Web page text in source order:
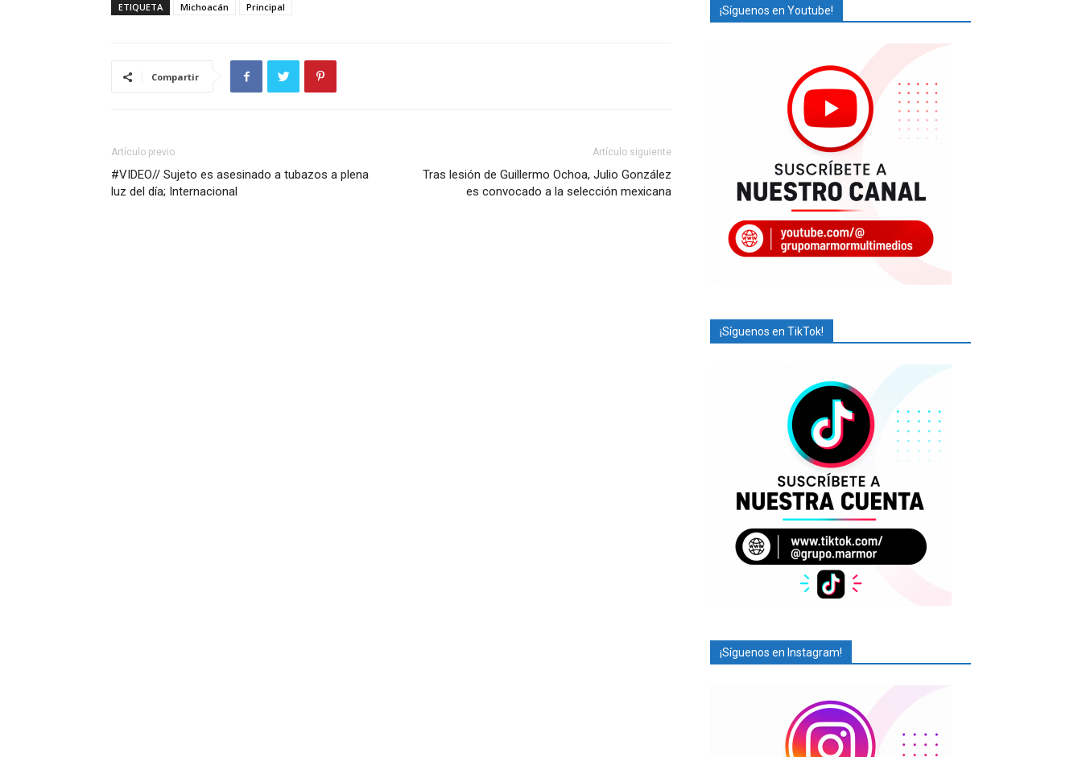
ETIQUETA Michoacán Principal
Compartir
Artículo previo
#VIDEO// Sujeto es asesinado a tubazos a plena
luz del día; Internacional
Artículo siguiente
Tras lesión de Guillermo Ochoa, Julio González
es convocado a la selección mexicana
¡Síguenos en Youtube!
¡Síguenos en TikTok!
¡Síguenos en Instagram!